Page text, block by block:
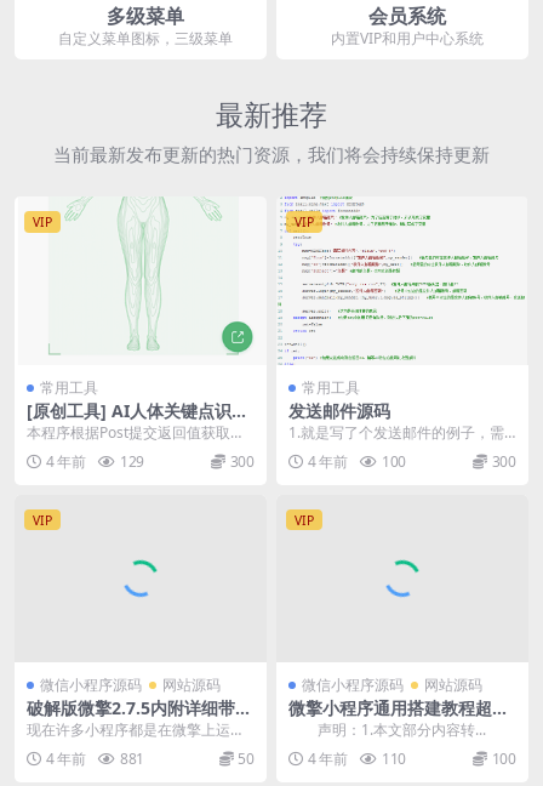
多级菜单
自定义菜单图标，三级菜单
会员系统
内置VIP和用户中心系统
最新推荐
当前最新发布更新的热门资源，我们将会持续保持更新
VIP
常用工具
[原创工具] AI人体关键点识别
【基于某度API】
本程序根据Post提交返回值获取人
物坐标 目前只支持程序内图片框识
别，可自行编译...
4 年前 129 300
VIP
常用工具
发送邮件源码
1.就是写了个发送邮件的例子，需
要群发邮件也可以。 2.这个例子也
可以应用到自己...
4 年前 100 300
VIP
微信小程序源码 网站源码
破解版微擎2.7.5内附详细带教
程
现在许多小程序都是在微擎上运行
的，因此安装微擎也就成为了搭建
小程序的一个步骤之一...
4 年前 881 50
VIP
微信小程序源码 网站源码
微擎小程序通用搭建教程超详
声明：1.本文部分内容转...
4 年前
110 100